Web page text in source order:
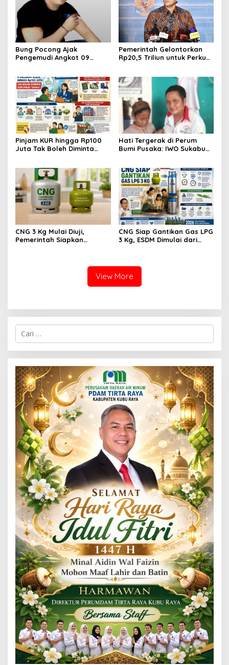
Bung Pocong Ajak
Pengemudi Angkot 09
Pemerintah Gelontorkan
Rp20,5 Triliun untuk Perkuat
Pinjam KUR hingga Rp100
Juta Tak Boleh Diminta
Hati Tergerak di Perum
Bumi Pusaka: IWO Sukabumi
CNG 3 Kg Mulai Diuji,
Pemerintah Siapkan
CNG Siap Gantikan Gas LPG
3 Kg, ESDM Dimulai dari
View More
C
i
u
n
t
u
k